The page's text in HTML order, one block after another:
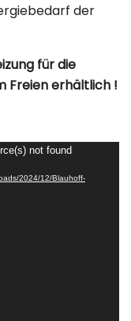
der
für die
Freien erhältlich !
not found
2024/12/Blauhoff-